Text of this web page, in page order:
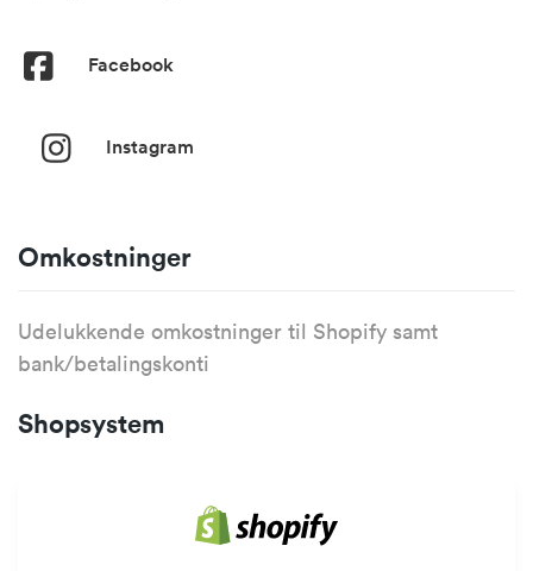
Facebook
Instagram
Omkostninger
Udelukkende omkostninger til Shopify samt
bank/betalingskonti
Shopsystem